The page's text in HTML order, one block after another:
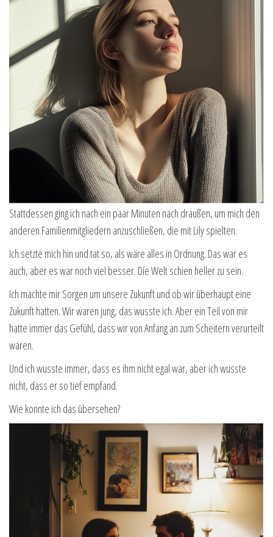
Stattdessen ging ich nach ein paar Minuten nach draußen, um mich den
anderen Familienmitgliedern anzuschließen, die mit Lily spielten.
Ich setzte mich hin und tat so, als wäre alles in Ordnung. Das war es
auch, aber es war noch viel besser. Die Welt schien heller zu sein.
Ich machte mir Sorgen um unsere Zukunft und ob wir überhaupt eine
Zukunft hatten. Wir waren jung, das wusste ich. Aber ein Teil von mir
hatte immer das Gefühl, dass wir von Anfang an zum Scheitern verurteilt
waren.
Und ich wusste immer, dass es ihm nicht egal war, aber ich wusste
nicht, dass er so tief empfand.
Wie konnte ich das übersehen?